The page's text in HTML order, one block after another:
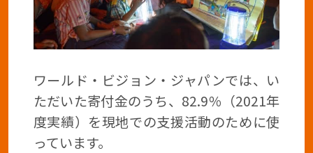
ワールド・ビジョン・ジャパンでは、い
ただいた寄付金のうち、82.9％（2021年
度実績）を現地での支援活動のために使
っています。